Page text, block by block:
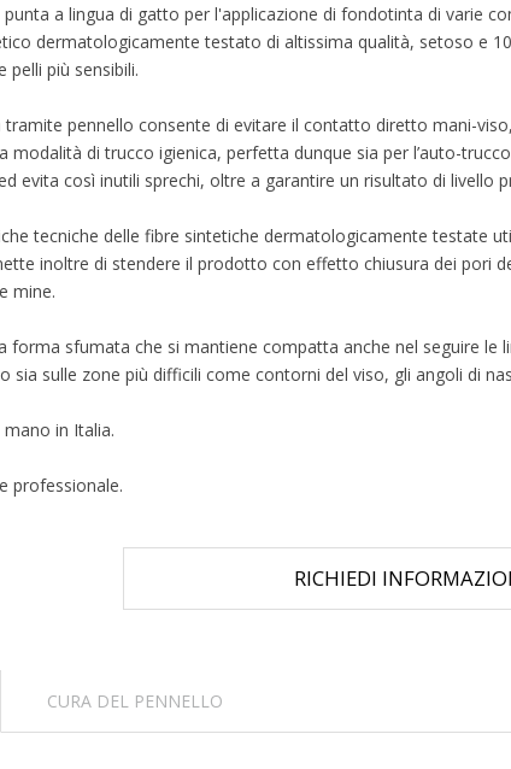
a lingua di gatto per l'applicazione di fondotinta di varie
dermatologicamente testato di altissima qualità, setoso e
pelli più sensibili.
pennello consente di evitare il contatto diretto mani-
modalità di trucco igienica, perfetta dunque sia per l’auto-
evita così inutili sprechi, oltre a garantire un risultato di livello
tecniche delle fibre sintetiche dermatologicamente testate
inoltre di stendere il prodotto con effetto chiusura dei pori
mine.
forma sfumata che si mantiene compatta anche nel seguire
sia sulle zone più difficili come contorni del viso, gli angoli di
in Italia.
professionale.
RICHIEDI
CURA DEL PENNELLO